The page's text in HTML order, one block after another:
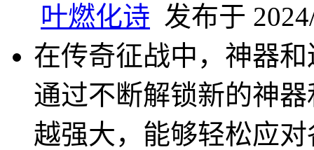
叶燃化诗 发布于
在传奇征战中，神器
通过不断解锁新的神
越强大，能够轻松应